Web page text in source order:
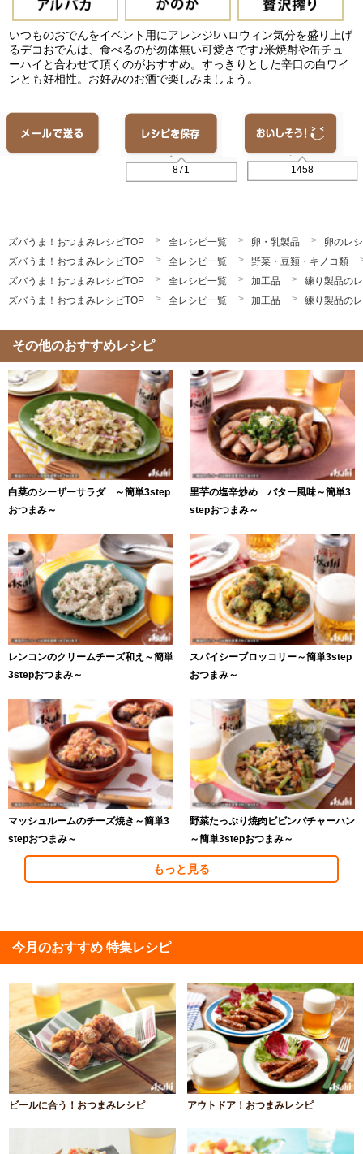
いつものおでんをイベント用にアレンジ!ハロウィン気分を盛り上げ
るデコおでんは、食べるのが勿体無い可愛さです♪米焼酎や缶チュ
ーハイと合わせて頂くのがおすすめ。すっきりとした辛口の白ワイ
ンとも好相性。お好みのお酒で楽しみましょう。
871 1458
ズバうま！おつまみレシピTOP 全レシピ一覧 卵・乳製品
卵のレ
ズバうま！おつまみレシピTOP
全レシピ一覧
野菜・豆類・キノコ類
ズバうま！おつまみレシピTOP
全レシピ一覧 加工品
練り製品の
ズバうま！おつまみレシピTOP
全レシピ一覧 加工品 練り製品の
その他のおすすめレシピ
白菜のシーザーサラダ ～簡単3step
おつまみ～
里芋の塩辛炒め バター風味～簡単3
stepおつまみ～
レンコンのクリームチーズ和え～簡単
3stepおつまみ～
スパイシーブロッコリー～簡単3step
おつまみ～
マッシュルームのチーズ焼き～簡単3
stepおつまみ～
野菜たっぷり焼肉ビビンバチャーハン
～簡単3stepおつまみ～
もっと見る
今月のおすすめ 特集レシピ
ビールに合う！おつまみレシピ アウトドア！おつまみレシピ